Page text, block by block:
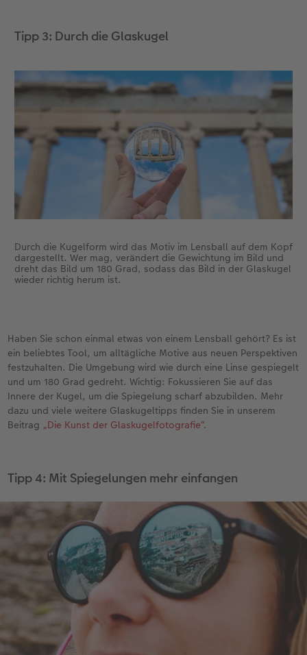
Tipp 3: Durch die Glaskugel
Durch die Kugelform wird das Motiv im Lensball auf dem Kopf
dargestellt. Wer mag, verändert die Gewichtung im Bild und
dreht das Bild um 180 Grad, sodass das Bild in der Glaskugel
wieder richtig herum ist.
Haben Sie schon einmal etwas von einem Lensball gehört? Es ist
ein beliebtes Tool, um alltägliche Motive aus neuen Perspektiven
festzuhalten. Die Umgebung wird wie durch eine Linse gespiegelt
und um 180 Grad gedreht. Wichtig: Fokussieren Sie auf das
Innere der Kugel, um die Spiegelung scharf abzubilden. Mehr
dazu und viele weitere Glaskugeltipps finden Sie in unserem
Beitrag „Die Kunst der Glaskugelfotografie“.
Tipp 4: Mit Spiegelungen mehr einfangen